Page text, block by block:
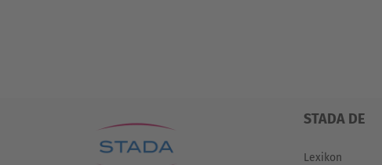
STADA DE
Lexikon